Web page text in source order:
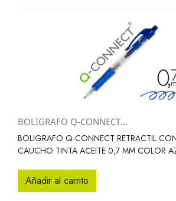
BOLIGRAFO Q-CONNECT...
BOLIGRAFO Q-CONNECT RETRACTIL
CAUCHO TINTA ACEITE 0,7 MM COLOR
Añadir al carrito